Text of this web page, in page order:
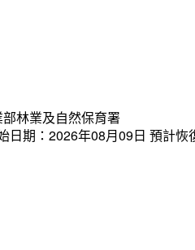
林業及自然保育署
日期：2026年08月09日 預計